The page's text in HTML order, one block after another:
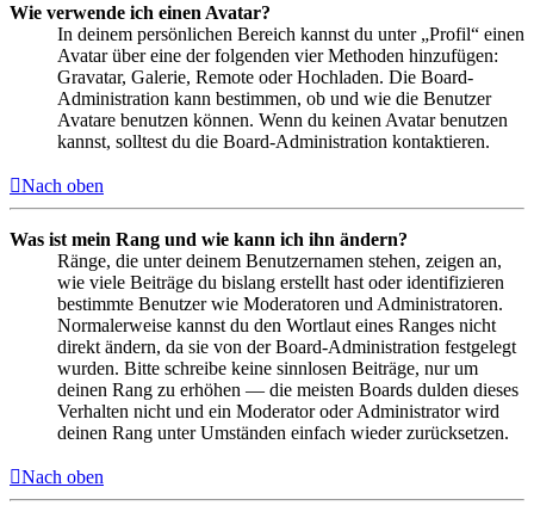
Wie verwende ich einen Avatar?
In deinem persönlichen Bereich kannst du unter „Profil“ einen
Avatar über eine der folgenden vier Methoden hinzufügen:
Gravatar, Galerie, Remote oder Hochladen. Die Board-
Administration kann bestimmen, ob und wie die Benutzer
Avatare benutzen können. Wenn du keinen Avatar benutzen
kannst, solltest du die Board-Administration kontaktieren.
Nach oben
Was ist mein Rang und wie kann ich ihn ändern?
Ränge, die unter deinem Benutzernamen stehen, zeigen an,
wie viele Beiträge du bislang erstellt hast oder identifizieren
bestimmte Benutzer wie Moderatoren und Administratoren.
Normalerweise kannst du den Wortlaut eines Ranges nicht
direkt ändern, da sie von der Board-Administration festgelegt
wurden. Bitte schreibe keine sinnlosen Beiträge, nur um
deinen Rang zu erhöhen — die meisten Boards dulden dieses
Verhalten nicht und ein Moderator oder Administrator wird
deinen Rang unter Umständen einfach wieder zurücksetzen.
Nach oben